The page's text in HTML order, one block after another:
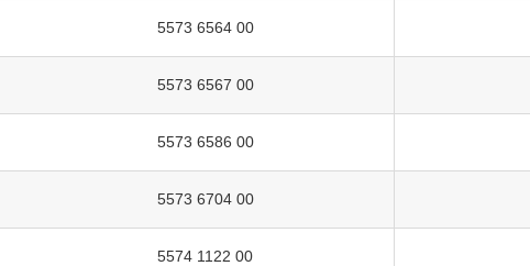
5573 6564 00
5573 6567 00
5573 6586 00
5573 6704 00
5574 1122 00